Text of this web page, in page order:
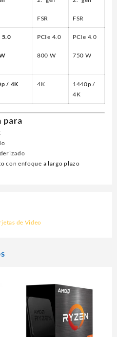
FSR FSR
5.0 PCIe 4.0 PCIe 4.0
800 W 750 W
/ 4K 4K
1440p /
4K
para
con enfoque a largo plazo
de Video